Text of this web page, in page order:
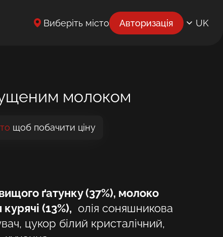
Виберіть місто Авторизація UK
молоком
щоб побачити ціну
ґатунку (37%), молоко
(13%), олія соняшникова
цукор білий кристалічний,